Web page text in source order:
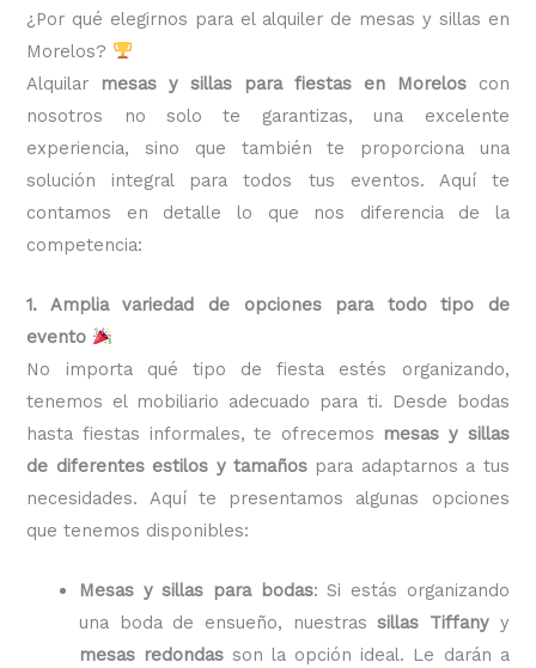
¿Por qué elegirnos para el alquiler de mesas y sillas en
Morelos?
Alquilar mesas y sillas para fiestas en Morelos con
nosotros no solo te garantizas, una excelente
experiencia, sino que también te proporciona una
solución integral para todos tus eventos. Aquí te
contamos en detalle lo que nos diferencia de la
competencia:
1. Amplia variedad de opciones para todo tipo de
evento
No importa qué tipo de fiesta estés organizando,
tenemos el mobiliario adecuado para ti. Desde bodas
hasta fiestas informales, te ofrecemos mesas y sillas
de diferentes estilos y tamaños para adaptarnos a tus
necesidades. Aquí te presentamos algunas opciones
que tenemos disponibles:
Mesas y sillas para bodas: Si estás organizando
una boda de ensueño, nuestrassillas Tiffanyy
mesas redondas son la opción ideal. Le darán a